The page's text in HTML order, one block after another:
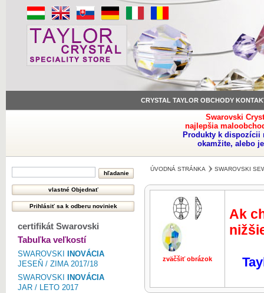
CRYSTAL TAYLOR OBCHODY
Swarovski
najlepšia
Produkty k dispozícii
okamžite, alebo
certifikát Swarovski
Tabuľka veľkostí
SWAROVSKI
INOVÁCIA
JESEŇ / ZIMA 2017/18
SWAROVSKI
INOVÁCIA
JAR / LETO 2017
ÚVODNÁ STRÁNKA SWAROVSKI
zväčšiť obrázok zväčšiť
Ak